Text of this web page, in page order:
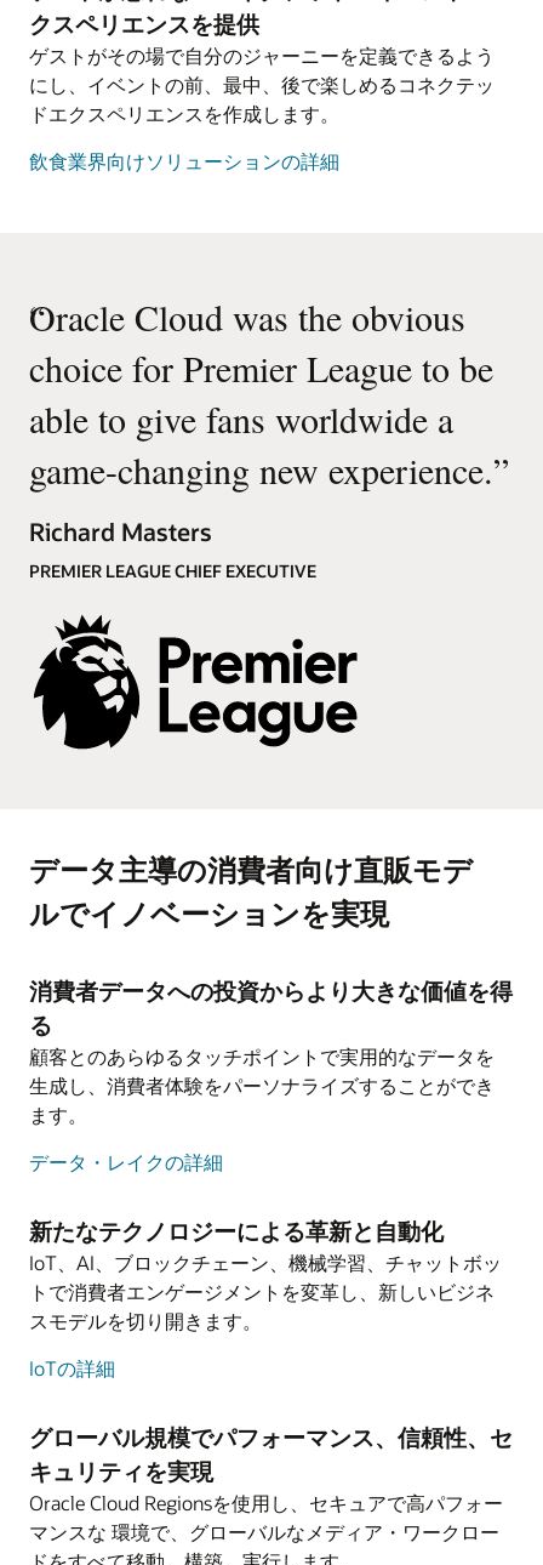
振り向けることができます。
IoTを利用してコネクテッドホーム・プラットフォ
ームを構築し、消費者に新しいスマート・ホーム・
サービスを提供することで、さらなる収入源を生み
動画: Oracle Digital Home Serviceソリューションのデモ
(3:57)
意思決定を促進し、起こりうるリスクを予測しま
す。
AIや機械学習などの新しいテクノロジーを活用し、
財務リーダーがビジネスに対するより良いインサイ
ます。
メディア・フランチャイズのパフォーマンスを、真
の制作コストと収益のKPIでリアルタイムに追跡す
ースを最適化します。
不変のサプライヤー記録を持つブロックチェーンベ
ースの信頼できるメディアクルー・ネットワークを
用いて、吟味されたプロダクション・サプライヤー
のマーケットプレイスを構築する。
信頼できる同業者や外部からの最新のフィードバッ
ク評価と検証されたコンピテンシーで、最適な請負
業者を追跡します。
管理業務の簡素化・自動化により、クルーの満足度
を向上
動画: Oracle Smart Media Production Planningソリュー
ションのデモ (4:19)
す。また、企業はインセンティブをパフォーマンス
と連動させ、後継計画によりリスクを低減させるこ
ともできます。
パーソナライズされたデジタル・ツールを使用し
て、新入社員研修、トレーニング、ソーシャル・コ
ラボレーションのプロセスを容易にし、全体的な従
組み込みAIでより速く、よりスマートな意思決定を
行い、ビジネス変革を推進します。AIは、職務を推
奨し、研修を提案し、どの社員が退職を考えている
動画: Oracle Talent Management (2:39)
クスペリエンスを提供
ゲストがその場で自分のジャーニーを定義できるよう
にし、イベントの前、最中、後で楽しめるコネクテッ
ドエクスペリエンスを作成します。
飲食業界向けソリューションの詳細
“
Oracle Cloud was the obvious
choice for Premier League to be
able to give fans worldwide a
game-changing new experience.”
Richard Masters
PREMIER LEAGUE CHIEF EXECUTIVE
データ主導の消費者向け直販モデ
ルでイノベーションを実現
消費者データへの投資からより大きな価値を得
る
顧客とのあらゆるタッチポイントで実用的なデータを
生成し、消費者体験をパーソナライズすることができ
ます。
データ・レイクの詳細
新たなテクノロジーによる革新と自動化
IoT、AI、ブロックチェーン、機械学習、チャットボッ
トで消費者エンゲージメントを変革し、新しいビジネ
スモデルを切り開きます。
IoTの詳細
グローバル規模でパフォーマンス、信頼性、セ
キュリティを実現
Oracle Cloud Regionsを使用し、セキュアで高パフォー
マンスな 環境で、グローバルなメディア・ワークロー